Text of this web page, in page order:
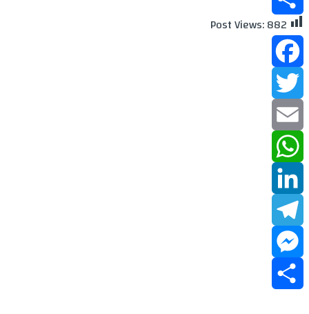
Share
Post Views:882
Facebook
Twitter
Email
WhatsApp
LinkedIn
Telegram
Messenger